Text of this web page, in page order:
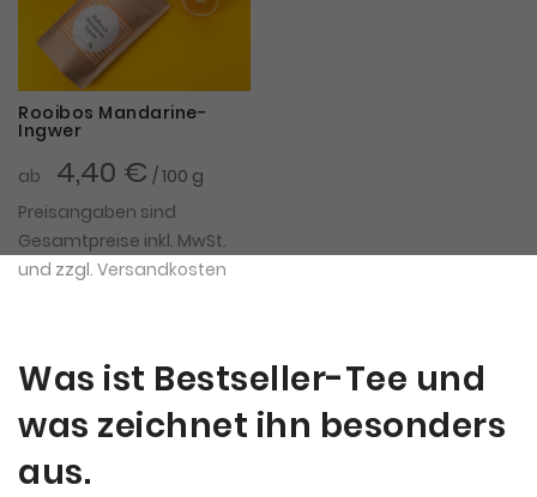
Rooibos Mandarine-
Ingwer
ab
4,40 € / 100 g
Preisangaben sind
Gesamtpreise inkl. MwSt.
und zzgl. Versandkosten
Was ist Bestseller-Tee und
was zeichnet ihn besonders
aus.